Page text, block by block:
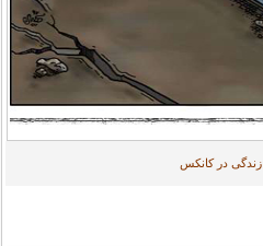
زندگی در کانکس